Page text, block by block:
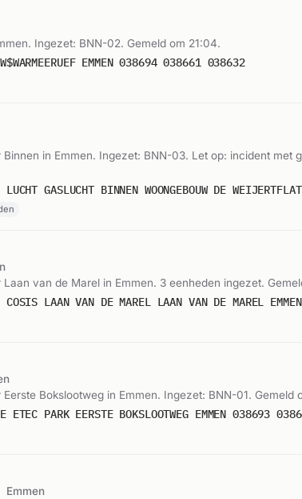
Ingezet: BNN-02. Gemeld om 21:04.
EMMEN 038694 038661 038632
in Emmen. Ingezet: BNN-03. Let op: incident met
van de Marel in Emmen. 3 eenheden ingezet.
COSIS LAAN VAN DE MAREL LAAN VAN DE MAREL
Bokslootweg in Emmen. Ingezet: BNN-01. Gemeld
PARK EERSTE BOKSLOOTWEG EMMEN 038693
Emmen